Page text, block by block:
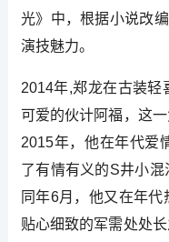
光》中，根据小说改
演技魅力。
2014年,郑龙在古装轻
可爱的伙计阿福，这
2015年，他在年代爱
了有情有义的S井小混
同年6月，他又在年
贴心细致的军需处处